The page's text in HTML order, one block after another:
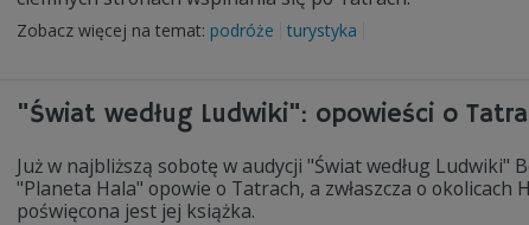
Zobacz więcej na temat: podróże turystyka
"Świat według Ludwiki": opowieści o
Już w najbliższą sobotę w audycji "Świat według
"Planeta Hala" opowie o Tatrach, a zwłaszcza o
poświęcona jest jej książka.